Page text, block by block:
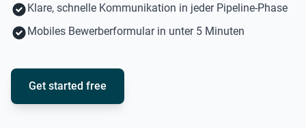
Klare, schnelle Kommunikation in jeder Pipeline-Phase
Mobiles Bewerberformular in unter 5 Minuten
Get started free